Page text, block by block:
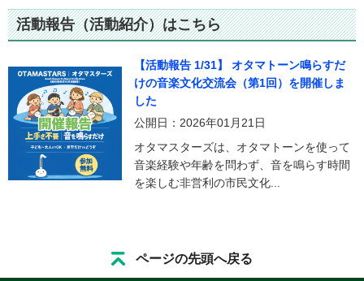
活動報告（活動紹介）はこちら
【活動報告 1/31】 オタマトーン鳴らすだ
けの音楽文化交流会（第1回）を開催しま
した
公開日：2026年01月21日
オタマスターズは、オタマトーンを使って
音楽経験や年齢を問わず、音を鳴らす時間
を楽しむ非営利の市民文化...
ページの先頭へ戻る